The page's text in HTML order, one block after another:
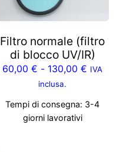
Filtro normale (filtro
di blocco UV/IR)
60,00 € - 130,00 € IVA
inclusa.
Tempi di consegna: 3-4
giorni lavorativi